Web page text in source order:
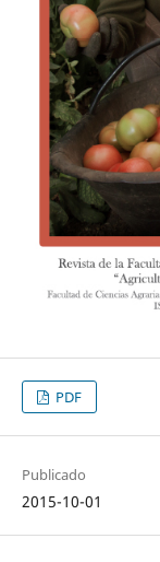
PDF
Publicado
2015-10-01